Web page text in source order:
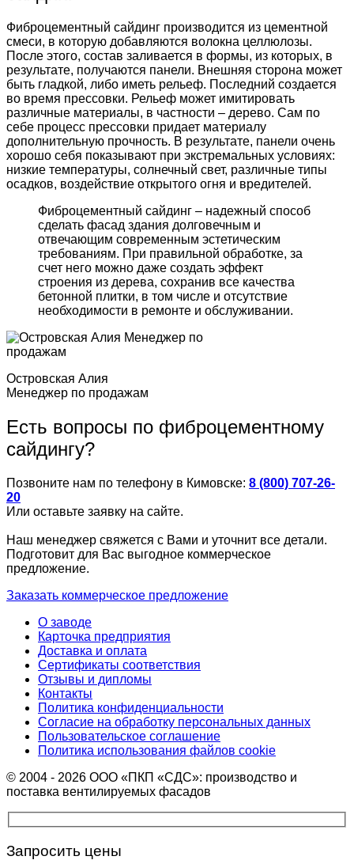
Фиброцементный сайдинг производится из цементной
смеси, в которую добавляются волокна целлюлозы.
После этого, состав заливается в формы, из которых, в
результате, получаются панели. Внешняя сторона может
быть гладкой, либо иметь рельеф. Последний создается
во время прессовки. Рельеф может имитировать
различные материалы, в частности – дерево. Сам по
себе процесс прессовки придает материалу
дополнительную прочность. В результате, панели очень
хорошо себя показывают при экстремальных условиях:
низкие температуры, солнечный свет, различные типы
осадков, воздействие открытого огня и вредителей.
Фиброцементный сайдинг – надежный способ
сделать фасад здания долговечным и
отвечающим современным эстетическим
требованиям. При правильной обработке, за
счет него можно даже создать эффект
строения из дерева, сохранив все качества
бетонной плитки, в том числе и отсутствие
необходимости в ремонте и обслуживании.
Островская Алия
Менеджер по продажам
Есть вопросы по фиброцементному
сайдингу?
Позвоните нам по телефону в Кимовске: 8 (800) 707-26-
20
Или оставьте заявку на сайте.
Наш менеджер свяжется с Вами и уточнит все детали.
Подготовит для Вас выгодное коммерческое
предложение.
Заказать коммерческое предложение
О заводе
Карточка предприятия
Доставка и оплата
Сертификаты соответствия
Отзывы и дипломы
Контакты
Политика конфиденциальности
Согласие на обработку персональных данных
Пользовательское соглашение
Политика использования файлов cookie
© 2004 - 2026 ООО «ПКП «СДС»: производство и
поставка вентилируемых фасадов
Запросить цены